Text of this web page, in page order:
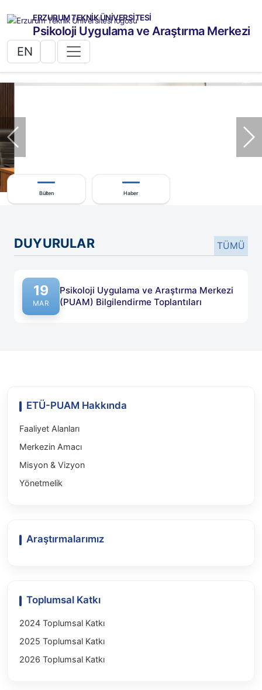
ERZURUM TEKNİK ÜNİVERSİTESİ
Psikoloji Uygulama ve Araştırma Merkezi
EN
Önceki
Bülten Haber
DUYURULAR TÜMÜ
Yayın tarihi: 19 Mart 2025
19
MAR
Psikoloji Uygulama ve Araştırma Merkezi
(PUAM) Bilgilendirme Toplantıları
ETÜ-PUAM Hakkında
Faaliyet Alanları
Merkezin Amacı
Misyon & Vizyon
Yönetmelik
Araştırmalarımız
Toplumsal Katkı
2024 Toplumsal Katkı
2025 Toplumsal Katkı
2026 Toplumsal Katkı